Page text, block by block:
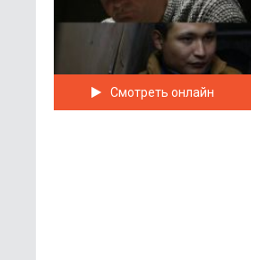
Смотреть онлайн